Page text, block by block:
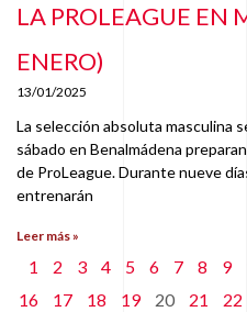
LA PROLEAGUE EN
ENERO)
13/01/2025
La selección absoluta masculina
sábado en Benalmádena
de ProLeague. Durante nueve
entrenarán
Leer más »
1 2 3 4 5 6 7 8 9
16
17 18 19 20 21 22